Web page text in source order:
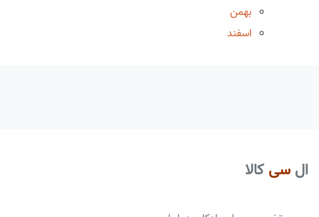
بهمن
اسفند
ال سی کالا